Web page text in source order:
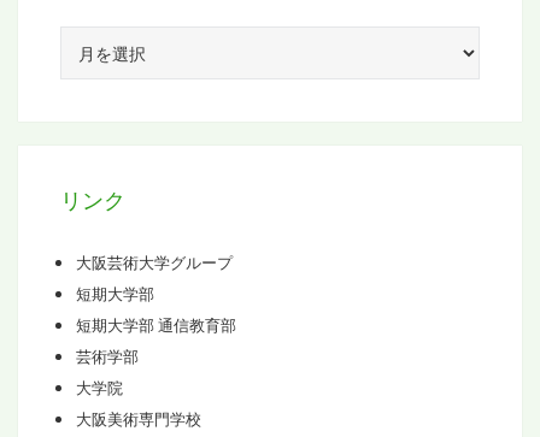
カ
リンク
大阪芸術大学グループ
短期大学部
短期大学部 通信教育部
芸術学部
大学院
大阪美術専門学校